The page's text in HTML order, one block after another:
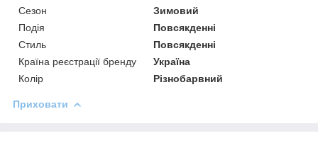
Сезон
Зимовий
Подія
Повсякденні
Стиль
Повсякденні
Країна реєстрації бренду
Україна
Колір
Різнобарвний
Приховати